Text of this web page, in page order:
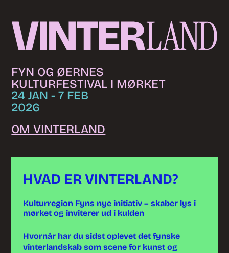
FYN OG ØERNES
KULTURFESTIVAL I MØRKET
24 JAN - 7 FEB
2026
OM VINTERLAND
HVAD ER VINTERLAND?
Kulturregion Fyns nye initiativ – skaber lys i
mørket og inviterer ud i kulden
Hvornår har du sidst oplevet det fynske
vinterlandskab som scene for kunst og